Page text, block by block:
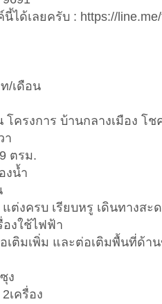
ได้เลยครับ : https://
/เดือน
ครงการ บ้านกลางเมือง โ
า
ตรม.
งน้ำ
ต่งครบ เรียบหรู เดินทางสะ
งใช้ไฟฟ้า
เติมเพิ่ม และต่อเติมพื้นที่ด้า
ง
เครื่อง